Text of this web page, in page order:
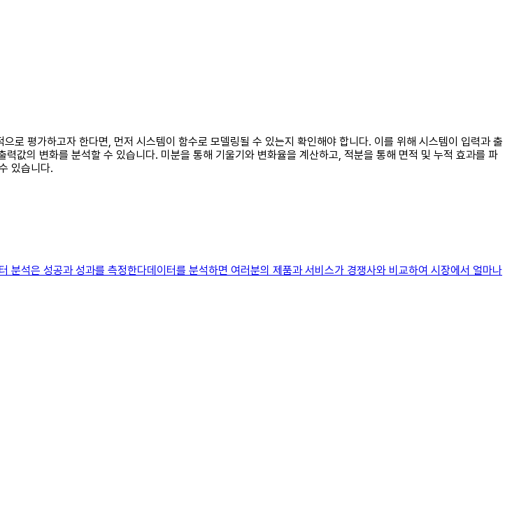
로 평가하고자 한다면, 먼저 시스템이 함수로 모델링될 수 있는지 확인해야 합니다. 이를 위해 시스템이 입력과 출
값의 변화를 분석할 수 있습니다. 미분을 통해 기울기와 변화율을 계산하고, 적분을 통해 면적 및 누적 효과를 파
있습니다.
석은 성공과 성과를 측정한다데이터를 분석하면 여러분의 제품과 서비스가 경쟁사와 비교하여 시장에서 얼마나